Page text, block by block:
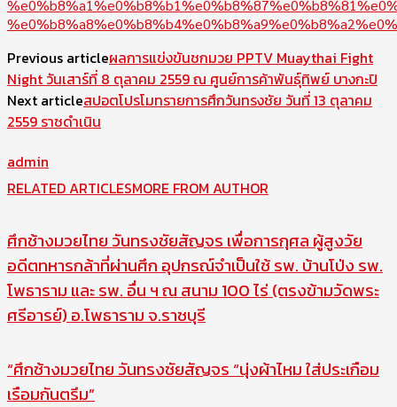
Previous articleผลการแข่งขันชกมวย PPTV Muaythai Fight
Night วันเสาร์ที่ 8 ตุลาคม 2559 ณ ศูนย์การค้าพันธุ์ทิพย์ บางกะปิ
Next articleสปอตโปรโมทรายการศึกวันทรงชัย วันที่ 13 ตุลาคม
2559 ราชดำเนิน
admin
RELATED ARTICLESMORE FROM AUTHOR
ศึกช้างมวยไทย วันทรงชัยสัญจร เพื่อการกุศล ผู้สูงวัย
อดีตทหารกล้าที่ผ่านศึก อุปกรณ์จำเป็นใช้ รพ. บ้านโป่ง รพ.
โพธาราม และ รพ. อื่น ฯ ณ สนาม 100 ไร่ (ตรงข้ามวัดพระ
ศรีอารย์) อ.โพธาราม จ.ราชบุรี
“ศึกช้างมวยไทย วันทรงชัยสัญจร “นุ่งผ้าไหม ใส่ประเกือม
เรือมกันตรึม”